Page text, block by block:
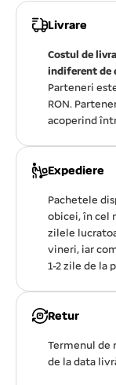
Livrare
Costul de
indiferent de
Parteneri
RON.
acoperind
Expediere
Pachetele
obicei, în cel
zilele
vineri, iar
1-2 zile de la
Retur
Termenul de
de la data